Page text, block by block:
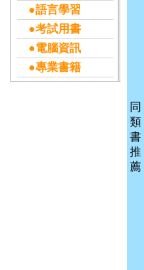
●語言學習
●考試用書
●電腦資訊
●專業書籍
同
類
書
推
薦